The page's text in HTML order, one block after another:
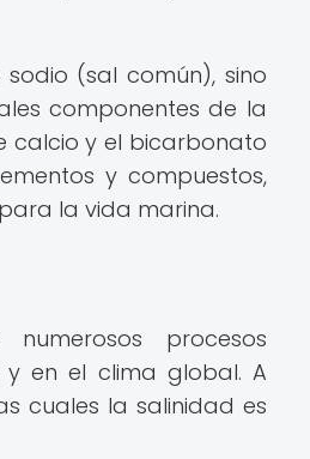
(sal común), sino
componentes de la
calcio y el bicarbonato
y compuestos,
la vida marina.
procesos
en el clima global. A
cuales la salinidad es